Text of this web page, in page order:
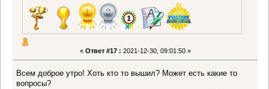
« Ответ #17 : 2021-12-30, 09:01:50 »
Всем доброе утро! Хоть кто то вышил? Может есть какие то
вопросы?